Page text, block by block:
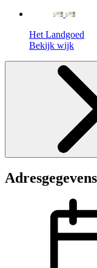
Het Landgoed
Bekijk wijk